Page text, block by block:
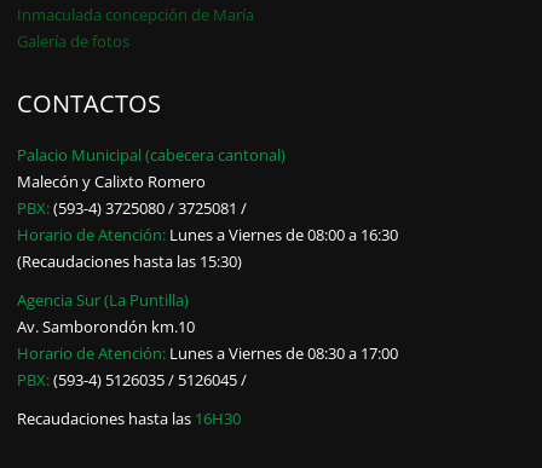
Inmaculada concepción de María
Galería de fotos
CONTACTOS
Palacio Municipal (cabecera cantonal)
Malecón y Calixto Romero
PBX:(593-4) 3725080 / 3725081 /
Horario de Atención: Lunes a Viernes de 08:00 a 16:30
(Recaudaciones hasta las 15:30)
Agencia Sur (La Puntilla)
Av. Samborondón km.10
Horario de Atención: Lunes a Viernes de 08:30 a 17:00
PBX:(593-4) 5126035 / 5126045 /
Recaudaciones hasta las 16H30